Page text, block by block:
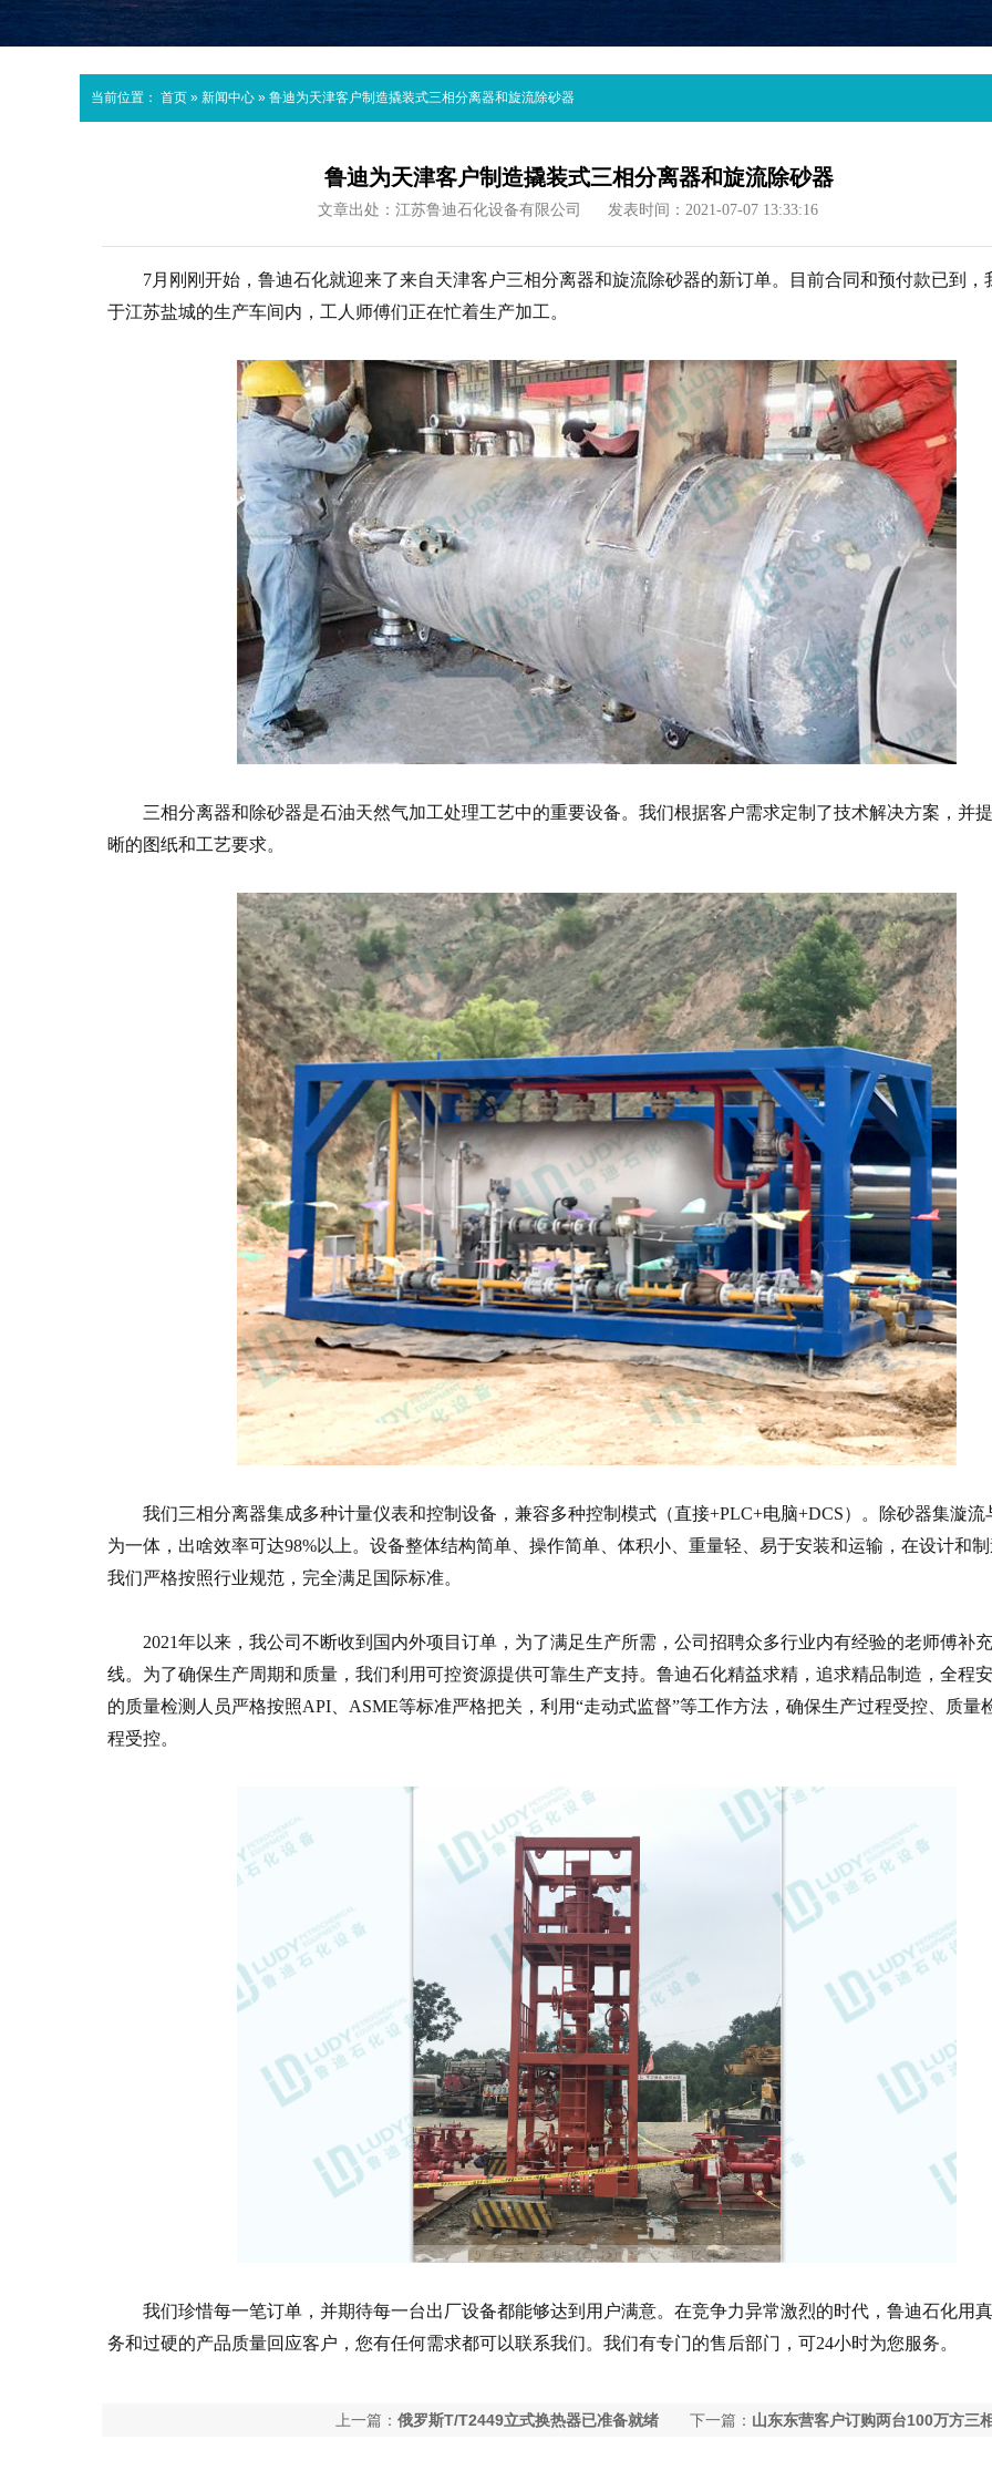
当前位置： 首页 » 新闻中心 » 鲁迪为天津客户制造撬装式三相分离器和旋流除砂器
鲁迪为天津客户制造撬装式三相分离器和旋流除砂器
文章出处：江苏鲁迪石化设备有限公司 发表时间：2021-07-07 13:33:16
7月刚刚开始，鲁迪石化就迎来了来自天津客户三相分离器和旋流除砂器的新订单。目前合同和预付款已到，
于江苏盐城的生产车间内，工人师傅们正在忙着生产加工。
三相分离器和除砂器是石油天然气加工处理工艺中的重要设备。我们根据客户需求定制了技术解决方案，并
晰的图纸和工艺要求。
我们三相分离器集成多种计量仪表和控制设备，兼容多种控制模式（直接+PLC+电脑+DCS）。除砂器集漩流
为一体，出啥效率可达98%以上。设备整体结构简单、操作简单、体积小、重量轻、易于安装和运输，在设计和
我们严格按照行业规范，完全满足国际标准。
2021年以来，我公司不断收到国内外项目订单，为了满足生产所需，公司招聘众多行业内有经验的老师傅补
线。为了确保生产周期和质量，我们利用可控资源提供可靠生产支持。鲁迪石化精益求精，追求精品制造，全程
的质量检测人员严格按照API、ASME等标准严格把关，利用“走动式监督”等工作方法，确保生产过程受控、质量
程受控。
我们珍惜每一笔订单，并期待每一台出厂设备都能够达到用户满意。在竞争力异常激烈的时代，鲁迪石化用
务和过硬的产品质量回应客户，您有任何需求都可以联系我们。我们有专门的售后部门，可24小时为您服务。
下一篇： 山东东营客户订购两台100万方三
上一篇： 俄罗斯T/T2449立式换热器已准备就绪